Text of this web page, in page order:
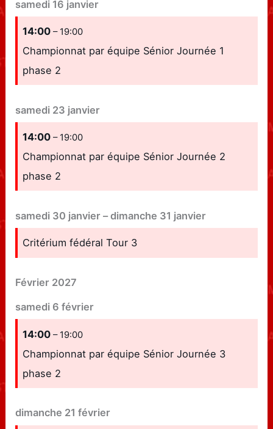
samedi 16 janvier
14:00– 19:00
Championnat par équipe Sénior Journée 1
phase 2
samedi 23 janvier
14:00– 19:00
Championnat par équipe Sénior Journée 2
phase 2
samedi 30 janvier –dimanche 31 janvier
Critérium fédéral Tour 3
Février 2027
samedi 6 février
14:00– 19:00
Championnat par équipe Sénior Journée 3
phase 2
dimanche 21 février